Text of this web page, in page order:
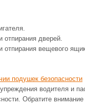
отпирания дверей.
отпирания вещевого
подушек безопасности
водителя и
Обратите